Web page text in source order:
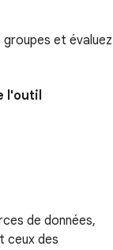
et évaluez
l'outil
de données,
ceux des